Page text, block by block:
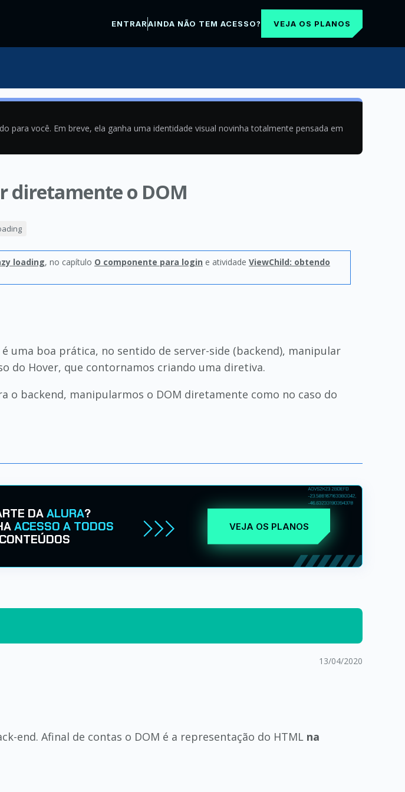
ENTRARAINDA NÃO TEM ACESSO? VEJA OS PLANOS
para você. Em breve, ela ganha uma identidade visual novinha totalmente pensada em
diretamente o DOM
loading, no capítulo O componente para login e atividade ViewChild: obtendo
uma boa prática, no sentido de server-side (backend), manipular
do Hover, que contornamos criando uma diretiva.
o backend, manipularmos o DOM diretamente como no caso do
DAALURA?
ACESSO A TODOS
VEJA OS PLANOS
13/04/2020
end. Afinal de contas o DOM é a representação do HTML na